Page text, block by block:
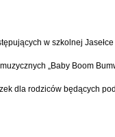
w szkolnej
„Baby Boom
dla rodziców będących